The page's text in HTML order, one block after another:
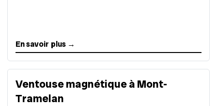
En savoir plus →
Ventouse magnétique à Mont-
Tramelan